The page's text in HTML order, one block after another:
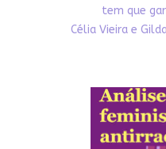
tem que
Célia Vieira e